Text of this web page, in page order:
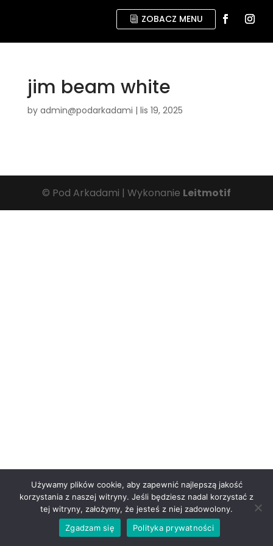
ZOBACZ MENU
jim beam white
by admin@podarkadami | lis 19, 2025
© Pod Arkadami | Wykonanie Leitmotif
Używamy plików cookie, aby zapewnić najlepszą jakość
korzystania z naszej witryny. Jeśli będziesz nadal korzystać z
tej witryny, założymy, że jesteś z niej zadowolony.
Zgadzam się
Polityka prywatności